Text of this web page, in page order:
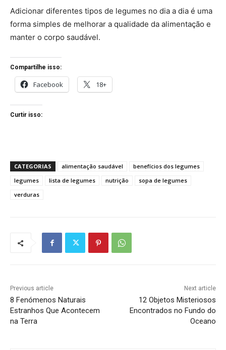
Adicionar diferentes tipos de legumes no dia a dia é uma
forma simples de melhorar a qualidade da alimentação e
manter o corpo saudável.
Compartilhe isso:
Facebook 18+
Curtir isso:
CATEGORIAS alimentação saudável
benefícios dos legumes
legumes
lista de legumes nutrição
sopa de legumes
verduras
Previous article
8 Fenómenos Naturais
Estranhos Que Acontecem
na Terra
Next article
12 Objetos Misteriosos
Encontrados no Fundo do
Oceano